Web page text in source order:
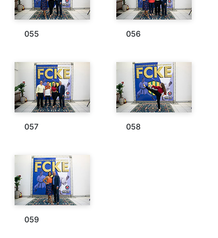
055 056
057 058
059